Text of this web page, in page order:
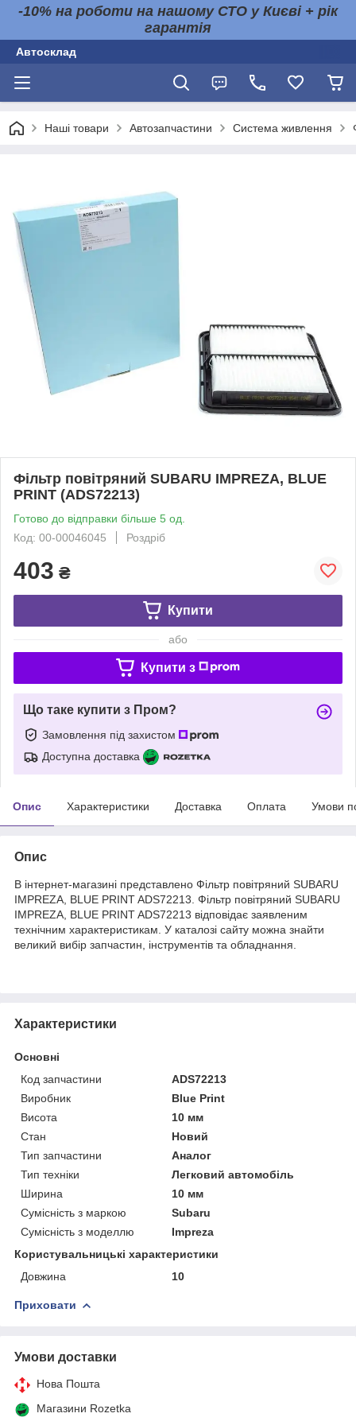
-10% на роботи на нашому СТО у Києві + рік
гарантія
Автосклад
Наші товари Автозапчастини Система живлення
Фільтр повітряний SUBARU IMPREZA, BLUE
PRINT (ADS72213)
Готово до відправки більше 5 од.
Код: 00-00046045
Роздріб
403 ₴
Купити
або
Купити з
Що таке купити з Пром?
Замовлення під захистом
Доступна доставка
Опис Характеристики Доставка Оплата Умови
Опис
В інтернет-магазині представлено Фільтр повітряний SUBARU
IMPREZA, BLUE PRINT ADS72213. Фільтр повітряний SUBARU
IMPREZA, BLUE PRINT ADS72213 відповідає заявленим
технічним характеристикам. У каталозі сайту можна знайти
великий вибір запчастин, інструментів та обладнання.
Характеристики
Основні
Код запчастини
ADS72213
Виробник
Blue Print
Висота
10 мм
Стан
Новий
Тип запчастини
Аналог
Тип техніки
Легковий автомобіль
Ширина
10 мм
Сумісність з маркою
Subaru
Сумісність з моделлю
Impreza
Користувальницькі характеристики
Довжина
10
Приховати
Умови доставки
Нова Пошта
Магазини Rozetka